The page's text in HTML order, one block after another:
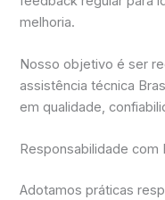
melhoria.
Nosso objetivo é ser
assistência técnica
em qualidade,
Responsabilidade com
Adotamos práticas